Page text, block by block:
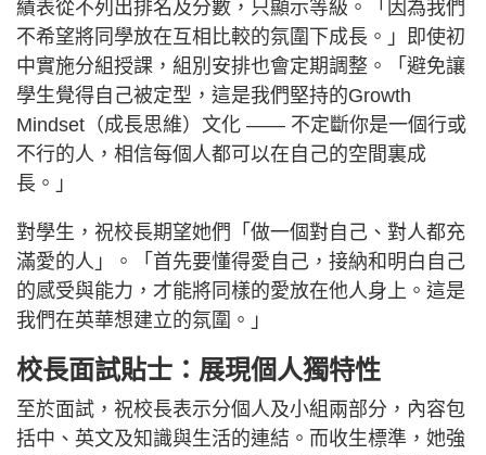
績表從不列出排名及分數，只顯示等級。「因為我們
不希望將同學放在互相比較的氛圍下成長。」即使初
中實施分組授課，組別安排也會定期調整。「避免讓
學生覺得自己被定型，這是我們堅持的Growth
Mindset（成長思維）文化 —— 不定斷你是一個行或
不行的人，相信每個人都可以在自己的空間裏成
長。」
對學生，祝校長期望她們「做一個對自己、對人都充
滿愛的人」。「首先要懂得愛自己，接納和明白自己
的感受與能力，才能將同樣的愛放在他人身上。這是
我們在英華想建立的氛圍。」
校長面試貼士：展現個人獨特性
至於面試，祝校長表示分個人及小組兩部分，內容包
括中、英文及知識與生活的連結。而收生標準，她強